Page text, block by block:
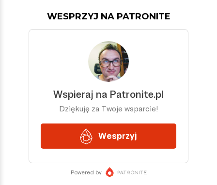
WESPRZYJ NA PATRONITE